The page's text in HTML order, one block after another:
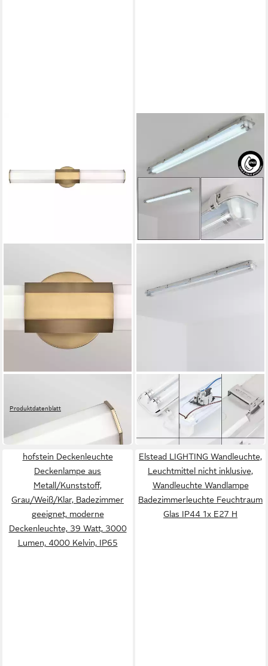
Produktdatenblatt
in 8-10 Werktagen bei dir
HOFSTEIN
Deckenleuchte Deckenlampe
aus Metall/Kunststoff,
Grau/Weiß/Klar,
Badezimmer geeignet
in 3-4 Werktagen bei dir
hofstein Deckenleuchte
Deckenlampe aus
Metall/Kunststoff,
Grau/Weiß/Klar, Badezimmer
geeignet, moderne
Deckenleuchte, 39 Watt, 3000
Lumen, 4000 Kelvin, IP65
Elstead LIGHTING Wandleuchte,
Leuchtmittel nicht inklusive,
Wandleuchte Wandlampe
Badezimmerleuchte Feuchtraum
Glas IP44 1x E27 H